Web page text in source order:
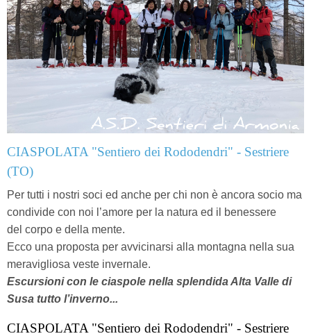
CIASPOLATA "Sentiero dei Rododendri" - Sestriere
(TO)
Per tutti i nostri soci ed anche per chi non è ancora socio ma
condivide con noi l’amore per la natura ed il benessere
del corpo e della mente.
Ecco una proposta per avvicinarsi alla montagna nella sua
meravigliosa veste invernale.
Escursioni con le ciaspole nella splendida Alta Valle di
Susa tutto l’inverno...
CIASPOLATA "Sentiero dei Rododendri" - Sestriere